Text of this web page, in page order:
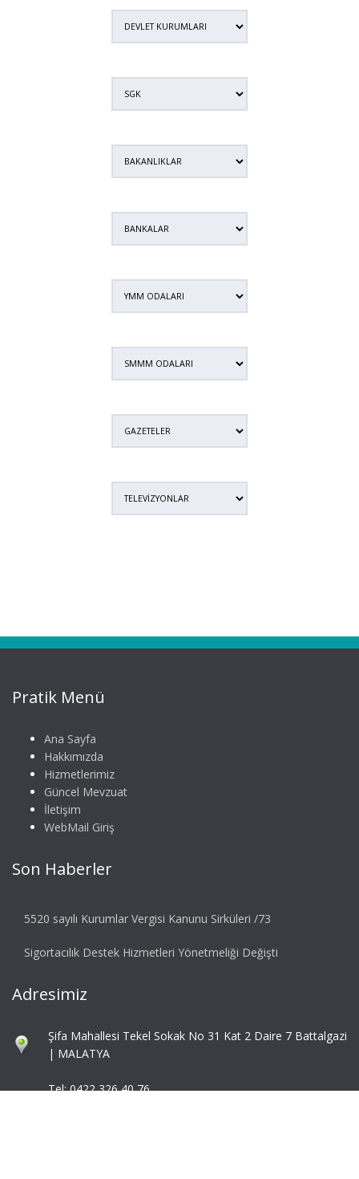
Pratik Menü
Ana Sayfa
Hakkımızda
Hizmetlerimiz
Güncel Mevzuat
İletişim
WebMail Giriş
Son Haberler
5520 sayılı Kurumlar Vergisi Kanunu Sirküleri /73
Sigortacılık Destek Hizmetleri Yönetmeliği Değişti
Adresimiz
Şifa Mahallesi Tekel Sokak No 31 Kat 2 Daire 7 Battalgazi
| MALATYA
Tel: 0422 326 40 76